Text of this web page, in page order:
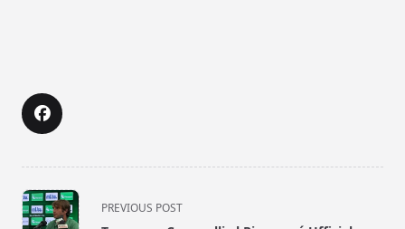
<span
class="nav-
PREVIOUS POST